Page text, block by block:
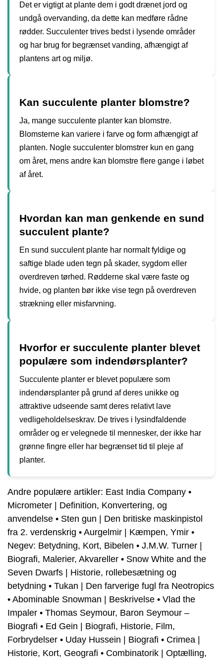
Det er vigtigt at plante dem i godt drænet jord og
undgå overvanding, da dette kan medføre rådne
rødder. Succulenter trives bedst i lysende områder
og har brug for begrænset vanding, afhængigt af
plantens art og miljø.
Kan succulente planter blomstre?
Ja, mange succulente planter kan blomstre.
Blomsterne kan variere i farve og form afhængigt af
planten. Nogle succulenter blomstrer kun en gang
om året, mens andre kan blomstre flere gange i løbet
af året.
Hvordan kan man genkende en sund
succulent plante?
En sund succulent plante har normalt fyldige og
saftige blade uden tegn på skader, sygdom eller
overdreven tørhed. Rødderne skal være faste og
hvide, og planten bør ikke vise tegn på overdreven
strækning eller misfarvning.
Hvorfor er succulente planter blevet
populære som indendørsplanter?
Succulente planter er blevet populære som
indendørsplanter på grund af deres unikke og
attraktive udseende samt deres relativt lave
vedligeholdelseskrav. De trives i lysindfaldende
områder og er velegnede til mennesker, der ikke har
grønne fingre eller har begrænset tid til pleje af
planter.
Andre populære artikler: East India Company •
Micrometer | Definition, Konvertering, og
anvendelse • Sten gun | Den britiske maskinpistol
fra 2. verdenskrig • Aurgelmir | Kæmpen, Ymir •
Negev: Betydning, Kort, Bibelen • J.M.W. Turner |
Biografi, Malerier, Akvareller • Snow White and the
Seven Dwarfs | Historie, rollebesætning og
betydning • Tukan | Den farverige fugl fra Neotropics
• Abominable Snowman | Beskrivelse • Vlad the
Impaler • Thomas Seymour, Baron Seymour –
Biografi • Ed Gein | Biografi, Historie, Film,
Forbrydelser • Uday Hussein | Biografi • Crimea |
Historie, Kort, Geografi • Combinatorik | Optælling,